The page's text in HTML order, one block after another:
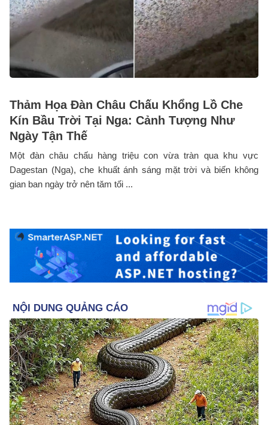
Thảm Họa Đàn Châu Chấu Khổng Lồ Che
Kín Bầu Trời Tại Nga: Cảnh Tượng Như
Ngày Tận Thế
Một đàn châu chấu hàng triệu con vừa tràn qua khu vực
Dagestan (Nga), che khuất ánh sáng mặt trời và biến không
gian ban ngày trở nên tăm tối ...